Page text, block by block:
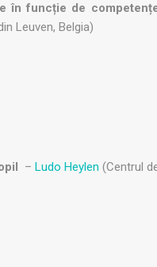
în funcție de
Leuven, Belgia)
– Ludo Heylen (Centrul